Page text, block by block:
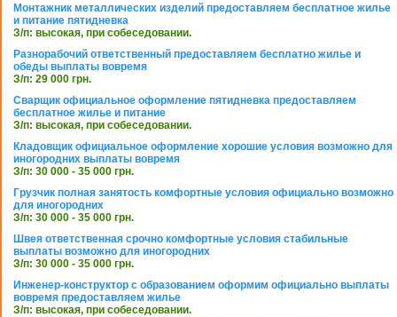
Монтажник металлических изделий предоставляем бесплатное жилье
и питание пятидневка
З/п: высокая, при собеседовании.
Разнорабочий ответственный предоставляем бесплатно жилье и
обеды выплаты вовремя
З/п: 29 000 грн.
Сварщик официальное оформление пятидневка предоставляем
бесплатное жилье и питание
З/п: высокая, при собеседовании.
Кладовщик официальное оформление хорошие условия возможно для
иногородних выплаты вовремя
З/п: 30 000 - 35 000 грн.
Грузчик полная занятость комфортные условия официально возможно
для иногородних
З/п: 30 000 - 35 000 грн.
Швея ответственная срочно комфортные условия стабильные
выплаты возможно для иногородних
З/п: 30 000 - 35 000 грн.
Инженер-конструктор с образованием оформим официально выплаты
вовремя предоставляем жилье
З/п: высокая, при собеседовании.